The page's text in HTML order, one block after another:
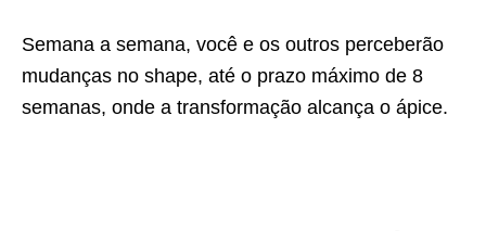
Semana a semana, você e os outros perceberão
mudanças no shape, até o prazo máximo de 8
semanas, onde a transformação alcança o ápice.